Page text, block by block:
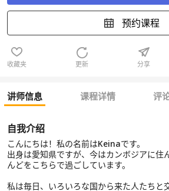
预约课程
收藏夹 更新 分享
讲师信息 课程详情 评
自我介绍
こんにちは！私の名前はKeinaです。
出身は愛知県ですが、今はカンボジアに住
んどをこちらで過ごしています。
私は毎日、いろいろな国から来た人たちと